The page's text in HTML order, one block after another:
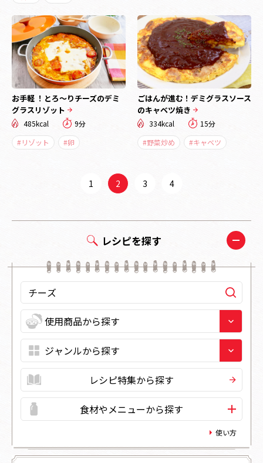
お手軽 ！とろ～りチーズのデミ
グラスリゾット
485kcal
9分
#リゾット
#卵
ごはんが進む！デミグラスソース
のキャベツ焼き
334kcal
15分
#野菜炒め
#キャベツ
1 2 3 4
レシピを探す
レシピ特集から探す
食材やメニューから探す
使い方